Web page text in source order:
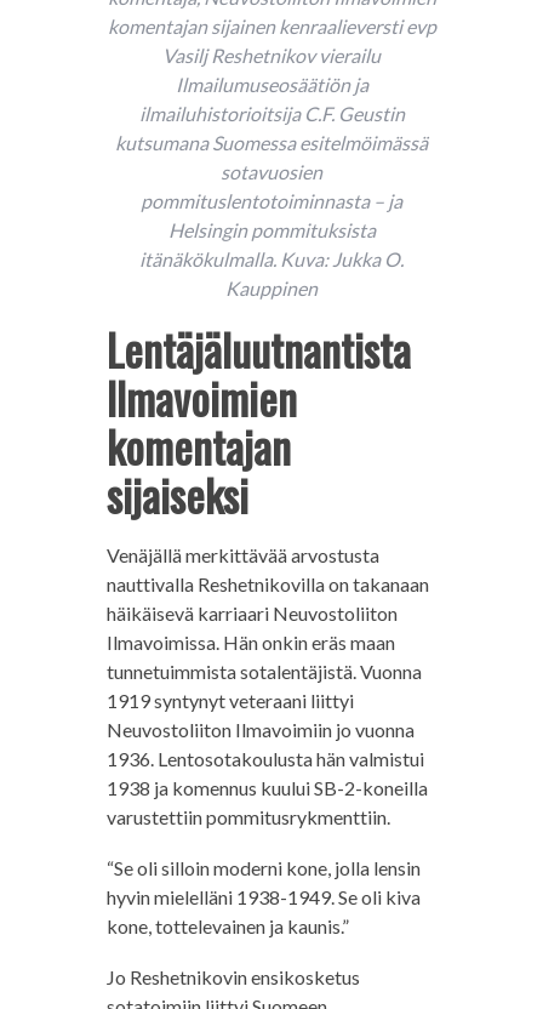
komentajan sijainen kenraalieversti evp
Vasilj Reshetnikov vierailu
Ilmailumuseosäätiön ja
ilmailuhistorioitsija C.F. Geustin
kutsumana Suomessa esitelmöimässä
sotavuosien
pommituslentotoiminnasta – ja
Helsingin pommituksista
itänäkökulmalla. Kuva: Jukka O.
Kauppinen
Lentäjäluutnantista
Ilmavoimien
komentajan
sijaiseksi
Venäjällä merkittävää arvostusta
nauttivalla Reshetnikovilla on takanaan
häikäisevä karriaari Neuvostoliiton
Ilmavoimissa. Hän onkin eräs maan
tunnetuimmista sotalentäjistä. Vuonna
1919 syntynyt veteraani liittyi
Neuvostoliiton Ilmavoimiin jo vuonna
1936. Lentosotakoulusta hän valmistui
1938 ja komennus kuului SB-2-koneilla
varustettiin pommitusrykmenttiin.
“Se oli silloin moderni kone, jolla lensin
hyvin mielelläni 1938-1949. Se oli kiva
kone, tottelevainen ja kaunis.”
Jo Reshetnikovin ensikosketus